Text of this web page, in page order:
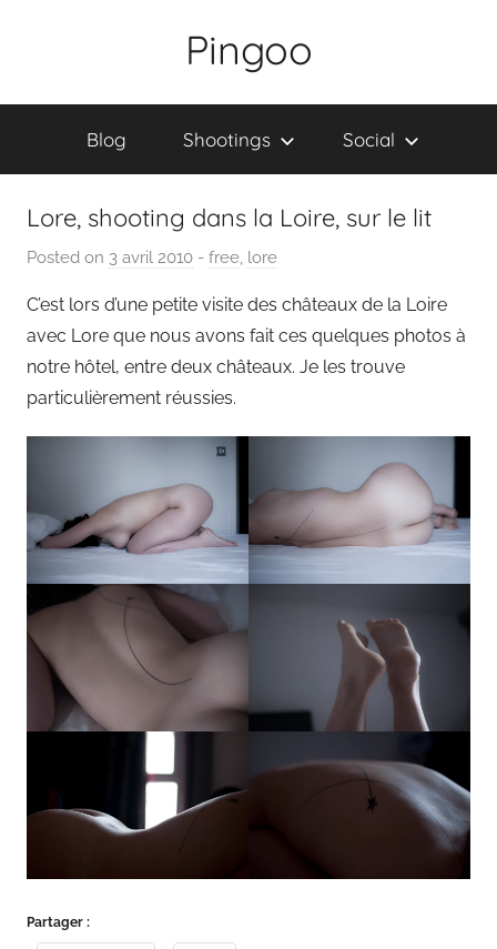
Pingoo
Blog Shootings Social
Lore, shooting dans la Loire, sur le lit
Posted on 3 avril 2010 b
P
a
i
n
u
- free lore
C’est lors d’une petite visite des châteaux de la Loire
avec Lore que nous avons fait ces quelques photos à
notre hôtel, entre deux châteaux. Je les trouve
particulièrement réussies.
Partager :